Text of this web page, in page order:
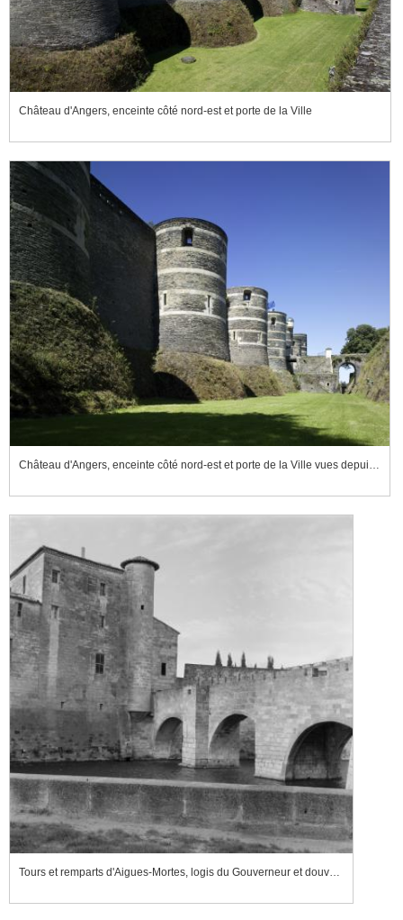
Château d'Angers, enceinte côté nord-est et porte de la Ville
Château d'Angers, enceinte côté nord-est et porte de la Ville vues depuis les fossés
Tours et remparts d'Aigues-Mortes, logis du Gouverneur et douves de la tour de Constance